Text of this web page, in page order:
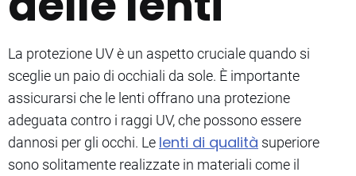
La protezione UV è un aspetto cruciale quando si
sceglie un paio di occhiali da sole. È importante
assicurarsi che le lenti offrano una protezione
adeguata contro i raggi UV, che possono essere
dannosi per gli occhi. Le lenti di qualità superiore
sono solitamente realizzate in materiali come il